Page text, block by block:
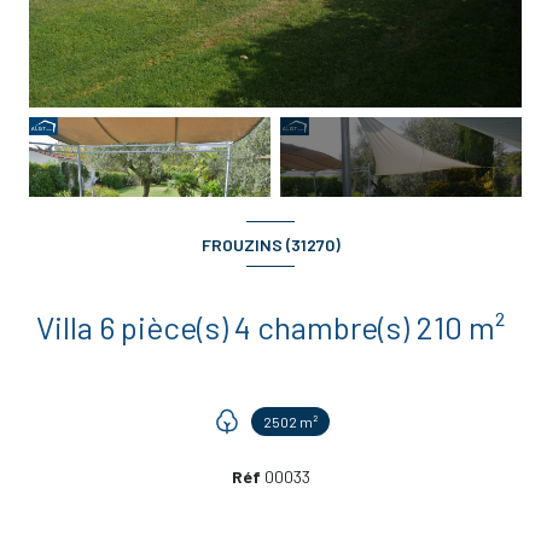
+13
FROUZINS (31270)
Villa 6 pièce(s) 4 chambre(s) 210 m²
2502 m²
Réf 00033